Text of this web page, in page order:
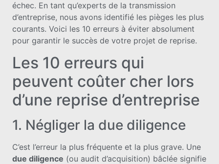
échec. En tant qu’experts de la transmission
d’entreprise, nous avons identifié les pièges les plus
courants. Voici les 10 erreurs à éviter absolument
pour garantir le succès de votre projet de reprise.
Les 10 erreurs qui
peuvent coûter cher lors
d’une reprise d’entreprise
1. Négliger la due diligence
C’est l’erreur la plus fréquente et la plus grave. Une
due diligence (ou audit d’acquisition) bâclée signifie